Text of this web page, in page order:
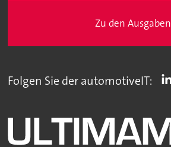
Zu den Ausgaben
Folgen Sie der automotiveIT: